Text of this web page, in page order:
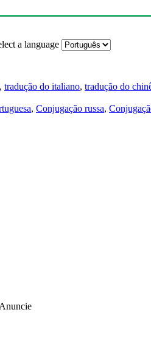
a language
, tradução do italiano, tradução do
, Conjugação russa,
Anuncie